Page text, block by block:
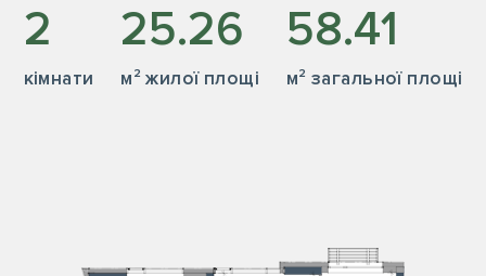
2
кiмнати
25.26
м² жилої площі
58.41
м² загальної площі